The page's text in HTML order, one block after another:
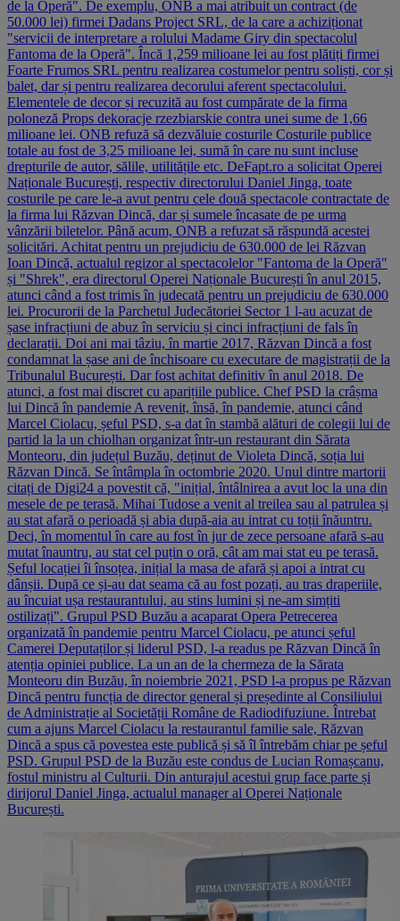
de la Operă". De exemplu, ONB a mai atribuit un contract (de
50.000 lei) firmei Dadans Project SRL, de la care a achiziționat
"servicii de interpretare a rolului Madame Giry din spectacolul
Fantoma de la Operă". Încă 1,259 milioane lei au fost plătiți firmei
Foarte Frumos SRL pentru realizarea costumelor pentru soliști, cor și
balet, dar și pentru realizarea decorului aferent spectacolului.
Elementele de decor și recuzită au fost cumpărate de la firma
poloneză Props dekoracje rzezbiarskie contra unei sume de 1,66
milioane lei. ONB refuză să dezvăluie costurile Costurile publice
totale au fost de 3,25 milioane lei, sumă în care nu sunt incluse
drepturile de autor, sălile, utilitățile etc. DeFapt.ro a solicitat Operei
Naționale București, respectiv directorului Daniel Jinga, toate
costurile pe care le-a avut pentru cele două spectacole contractate de
la firma lui Răzvan Dincă, dar și sumele încasate de pe urma
vânzării biletelor. Până acum, ONB a refuzat să răspundă acestei
solicitări. Achitat pentru un prejudiciu de 630.000 de lei Răzvan
Ioan Dincă, actualul regizor al spectacolelor "Fantoma de la Operă"
și "Shrek", era directorul Operei Naționale București în anul 2015,
atunci când a fost trimis în judecată pentru un prejudiciu de 630.000
lei. Procurorii de la Parchetul Judecătoriei Sector 1 l-au acuzat de
șase infracțiuni de abuz în serviciu și cinci infracțiuni de fals în
declarații. Doi ani mai tâziu, în martie 2017, Răzvan Dincă a fost
condamnat la șase ani de închisoare cu executare de magistrații de la
Tribunalul București. Dar fost achitat definitiv în anul 2018. De
atunci, a fost mai discret cu aparițiile publice. Chef PSD la crâșma
lui Dincă în pandemie A revenit, însă, în pandemie, atunci când
Marcel Ciolacu, șeful PSD, s-a dat în stambă alături de colegii lui de
partid la la un chiolhan organizat într-un restaurant din Sărata
Monteoru, din județul Buzău, deținut de Violeta Dincă, soția lui
Răzvan Dincă. Se întâmpla în octombrie 2020. Unul dintre martorii
citați de Digi24 a povestit că, "inițial, întâlnirea a avut loc la una din
mesele de pe terasă. Mihai Tudose a venit al treilea sau al patrulea și
au stat afară o perioadă și abia după-aia au intrat cu toții înăuntru.
Deci, în momentul în care au fost în jur de zece persoane afară s-au
mutat înauntru, au stat cel puțin o oră, cât am mai stat eu pe terasă.
Șeful locației îi însoțea, inițial la masa de afară și apoi a intrat cu
dânșii. După ce și-au dat seama că au fost pozați, au tras draperiile,
au încuiat ușa restaurantului, au stins lumini și ne-am simțiti
ostilizați". Grupul PSD Buzău a acaparat Opera Petrecerea
organizată în pandemie pentru Marcel Ciolacu, pe atunci șeful
Camerei Deputaților și liderul PSD, l-a readus pe Răzvan Dincă în
atenția opiniei publice. La un an de la chermeza de la Sărata
Monteoru din Buzău, în noiembrie 2021, PSD l-a propus pe Răzvan
Dincă pentru funcția de director general și președinte al Consiliului
de Administrație al Societății Române de Radiodifuziune. Întrebat
cum a ajuns Marcel Ciolacu la restaurantul familie sale, Răzvan
Dincă a spus că povestea este publică și să îl întrebăm chiar pe șeful
PSD. Grupul PSD de la Buzău este condus de Lucian Romașcanu,
fostul ministru al Culturii. Din anturajul acestui grup face parte și
dirijorul Daniel Jinga, actualul manager al Operei Naționale
București.